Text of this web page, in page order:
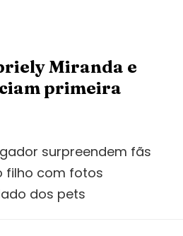
Miranda e
primeira
surpreendem fãs
filho com fotos
dos pets